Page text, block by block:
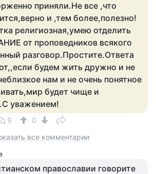
приняли.Не все ,что
и ,тем более,полезно!
религиозная,умею отделить
от проповедников всякого
разговор.Простите.Ответа
будем жить дружно и не
нам и не очень понятное
будет чище и
уважением!
9
0
все комментарии
православии говорите